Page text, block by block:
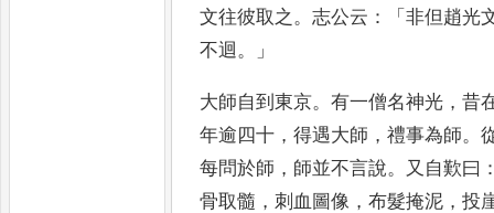
文往彼取之。志公云 ：「非但趙光
不迴。」
大師自到東京。有一僧名神光 ，昔
年逾四十 ，得遇大師 ，禮事為師。
每問於師 ， 師並不言說。 又自歎曰
骨取髓 ，刺血圖像 ，布髮掩泥 ，投